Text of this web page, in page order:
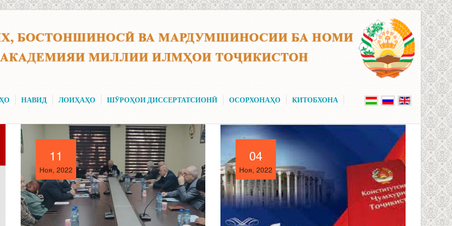
НАВИД ЛОИҲАҲО ШӮРОҲОИ ДИССЕРТАТСИОНӢ ОСОРХОНАҲО КИТОБХОНА
11
Ноя, 2022
11
Ноя, 2022
04
Ноя, 2022
04
Ноя, 2022